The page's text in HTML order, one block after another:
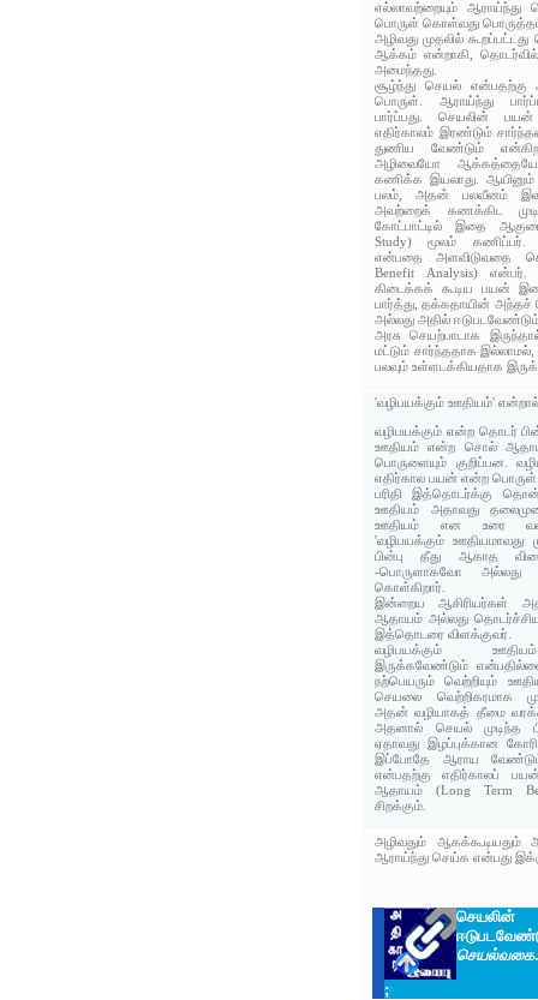
எல்லாவற்றையும்
பொருள் கொள்வது
அழிவது முதலில்
ஆக்கம் என்றாகி,
அமைந்தது.
சூழ்ந்து செயல் என்பதற்கு
பொருள். ஆராய்ந்து
பார்ப்பது. செயலின் பயன்
எதிர்காலம் இரண்டும்
துணிய வேண்டும்
அழிவையோ ஆக்கத்தையோ
கணிக்க இயலாது.
பலம், அதன் பலவீனம்
அவற்றைக் கணக்கிட
கோட்பாட்டில் இதை
Study) மூலம்
என்பதை அளவிடுவதை
Benefit Analysis)
கிடைக்கக் கூடிய பயன்
பார்த்து, தக்கதாயின்
அல்லது அதில்
அரசு செயற்பாடாக
மட்டும் சார்ந்ததாக
பலவும் உள்ளடக்கியதாக
'வழிபயக்கும் ஊதியம்'
வழிபயக்கும் என்ற தொடர்
ஊதியம் என்ற சொல்
பொருளையும் குறிப்பன.
எதிர்கால பயன் என்ற பொருள்
பரிதி இத்தொடர்க்கு
ஊதியம் அதாவது
ஊதியம் என உரை
'வழிபயக்கும் ஊதியமாவது
பின்பு தீது ஆகாத
-பொருளாகவோ அல்லது
கொள்கிறார்.
இன்றைய ஆசிரியர்கள்
ஆதாயம் அல்லது
இத்தொடரை விளக்குவர்.
வழிபயக்கும்
இருக்கவேண்டும்
நற்பெயரும் வெற்றியும்
செயலை வெற்றிகரமாக
அதன் வழியாகத் தீமை
அதனால் செயல் முடிந்த
ஏதாவது இழப்புக்கான
இப்போதே ஆராய
என்பதற்கு எதிர்காலப்
ஆதாயம் (Long Term
சிறக்கும்.
அழிவதும் ஆகக்கூடியதும்
ஆராய்ந்து செய்க என்பது
செயல்வகை.
;